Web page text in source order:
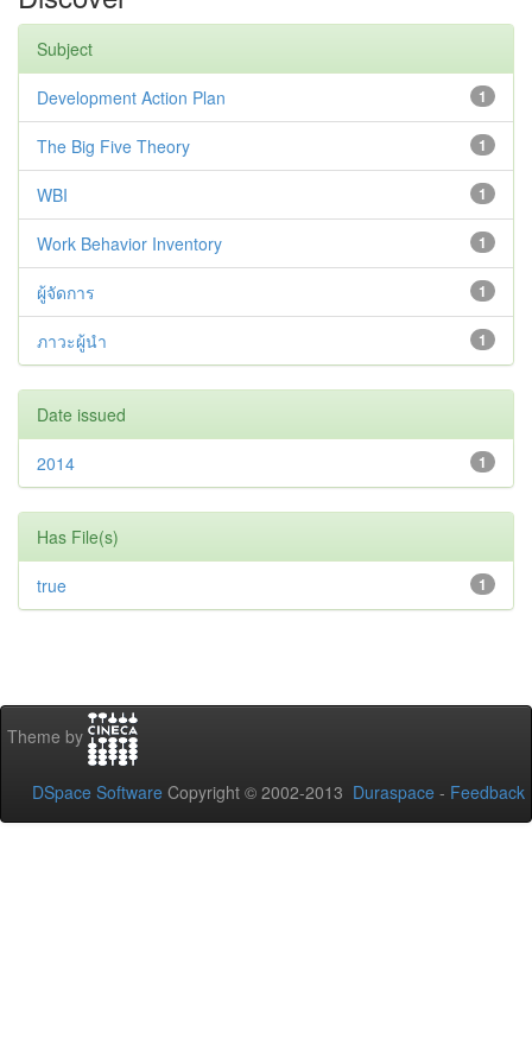
Subject
1
Development Action Plan
1
The Big Five Theory
1
WBI
1
Work Behavior Inventory
1
ผู้จัดการ
1
ภาวะผู้นำ
Date issued
1
2014
Has File(s)
1
true
Theme by
DSpace Software Copyright © 2002-2013 Duraspace - Feedback